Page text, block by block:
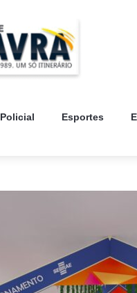
Policial Esportes